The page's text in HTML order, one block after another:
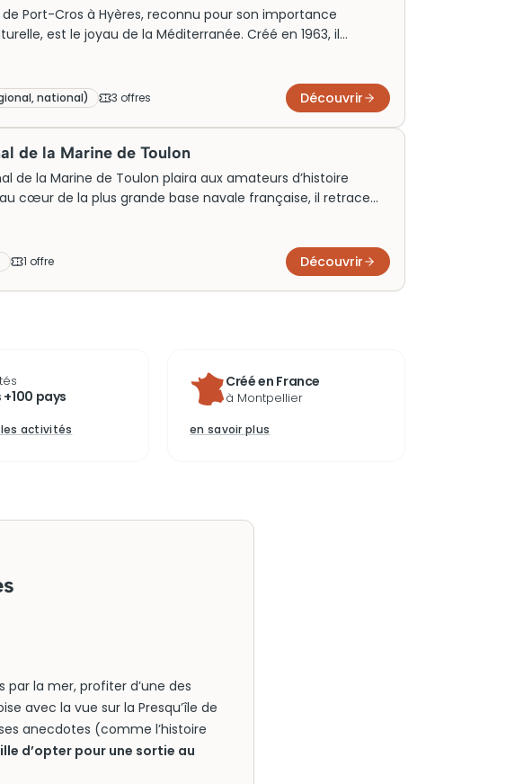
de Port-Cros à Hyères, reconnu pour son importance
est le joyau de la Méditerranée. Créé en 1963, il
eaux cristallines. Les billets de visite incluent des randonnées
une immersion totale dans cet écosystème unique.
national) 3 offres Découvrir
de la Marine de Toulon
de la Marine de Toulon plaira aux amateurs d’histoire
cœur de la plus grande base navale française, il retrace
1 offre Découvrir
pays
activités
Créé en France
à Montpellier
en savoir plus
par la mer, profiter d’une des
avec la vue sur la Presqu’île de
anecdotes (comme l’histoire
d’opter pour une sortie au